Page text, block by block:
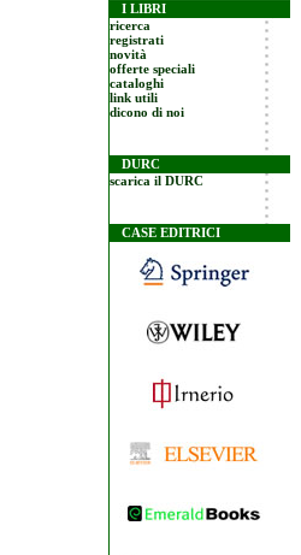
I LIBRI
ricerca
registrati
novità
offerte speciali
cataloghi
link utili
dicono di noi
DURC
scarica il DURC
CASE EDITRICI